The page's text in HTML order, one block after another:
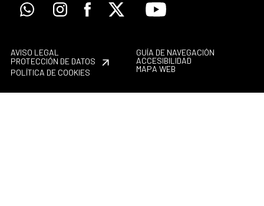
WhatsappInstagramFacebook
X Youtube
AVISO LEGAL
PROTECCIÓN DE DATOS
POLÍTICA DE COOKIES
GUÍA DE NAVEGACIÓN
ACCESIBILIDAD
MAPA WEB